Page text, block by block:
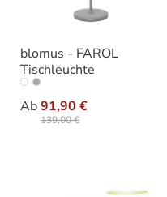
blomus - FAROL
Tischleuchte
Ab91,90 €
139,00 €
Varianten